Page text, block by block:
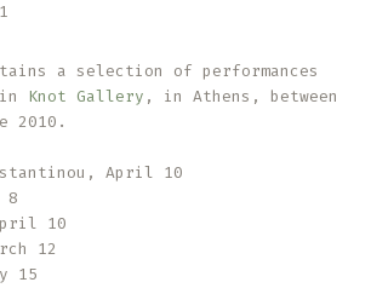
a selection of performances
Knot Gallery , in Athens, between
2010.
April 10
8
10
12
15